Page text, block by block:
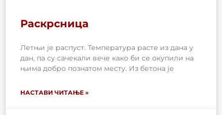
Раскрсница
Летњи је распуст. Температура расте из дана у
дан, па су сачекали вече како би се окупили на
њима добро познатом месту. Из бетона је
НАСТАВИ ЧИТАЊЕ »